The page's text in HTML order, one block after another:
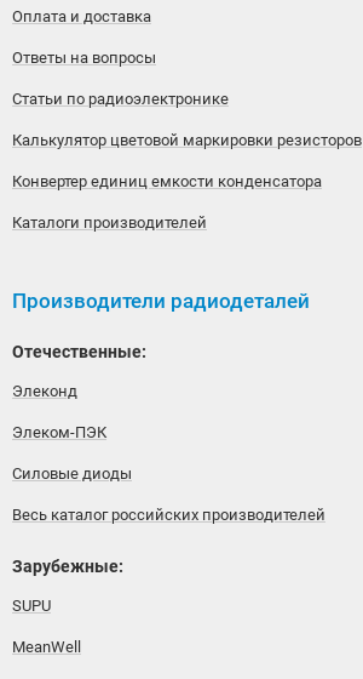
Оплата и доставка
Ответы на вопросы
Статьи по радиоэлектронике
Калькулятор цветовой маркировки резисторов
Конвертер единиц емкости конденсатора
Каталоги производителей
Производители радиодеталей
Отечественные:
Элеконд
Элеком-ПЭК
Силовые диоды
Весь каталог российских производителей
Зарубежные:
SUPU
MeanWell